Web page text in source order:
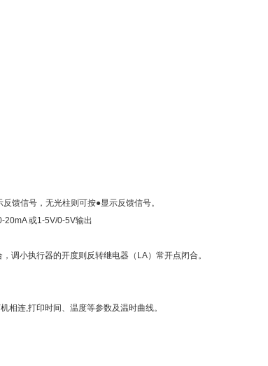
馈信号，无光柱则可按●显示反馈信号。
20mA 或1-5V/0-5V输出
调小执行器的开度则反转继电器（LA）常开点闭合。
相连,打印时间、温度等参数及温时曲线。